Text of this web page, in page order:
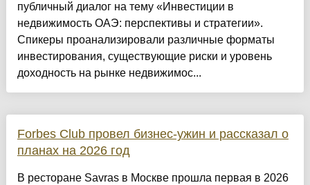
публичный диалог на тему «Инвестиции в
недвижимость ОАЭ: перспективы и стратегии».
Спикеры проанализировали различные форматы
инвестирования, существующие риски и уровень
доходность на рынке недвижимос...
Forbes Club провел бизнес-ужин и рассказал о
планах на 2026 год
В ресторане Savras в Москве прошла первая в 2026